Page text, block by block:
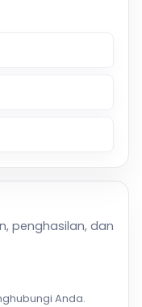
penghasilan, dan
Anda.